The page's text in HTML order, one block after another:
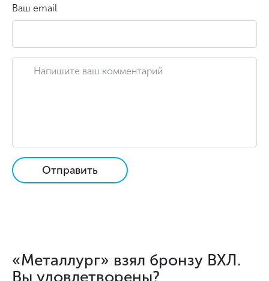
Ваш email
Отправить
«Металлург» взял бронзу ВХЛ.
Вы удовлетворены?